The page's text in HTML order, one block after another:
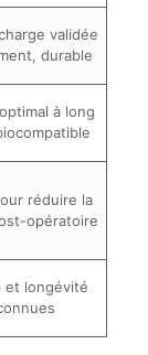
validée
durable
à long
réduire la
opératoire
et longévité